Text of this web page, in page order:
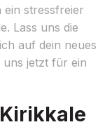
stressfreier
Lass uns die
auf dein neues
uns jetzt für ein